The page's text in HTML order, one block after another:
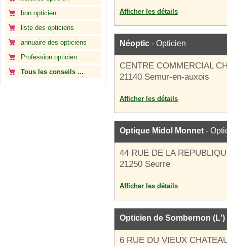
bon opticien
liste des opticiens
annuaire des opticiens
Profession opticien
Tous les conseils ...
Afficher les détails
Néoptic - Opticien
CENTRE COMMERCIAL
21140 Semur-en-auxois
Afficher les détails
Optique Midol Monnet -
44 RUE DE LA
21250 Seurre
Afficher les détails
Opticien de Sombernon (L')
6 RUE DU VIEUX